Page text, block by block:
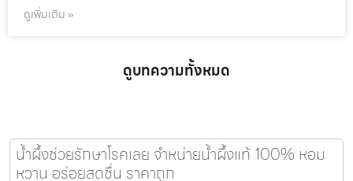
ดูเพิ่มเติม »
ดูบทความทั้งหมด
น้ำผึ้งช่วยรักษาโรคเลย จำหน่ายน้ำผึ้งแท้ 100% หอม
หวาน อร่อยสดชื่น ราคาถูก